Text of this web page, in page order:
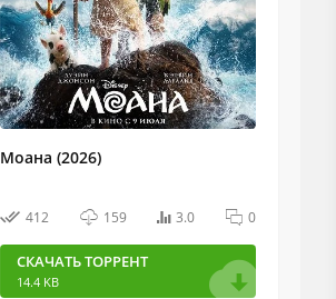
Моана (2026)
412 159 3.0 0
СКАЧАТЬ ТОРРЕНТ
14.4 KB